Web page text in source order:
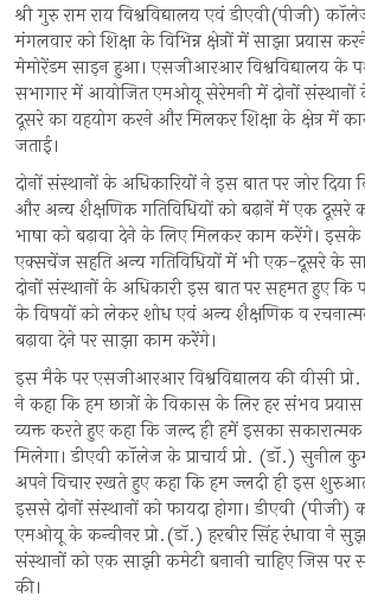
श्री गुरु राम राय विश्वविद्यालय एवं डीएवी(पीजी)
मंगलवार को शिक्षा के विभिन्न क्षेत्रों में साझा प्रयास
मेमोरेंडम साइन हुआ। एसजीआरआर विश्वविद्यालय के
सभागार में आयोजित एमओयू सेरेमनी में दोनों संस्थानों
दूसरे का यहयोग करने और मिलकर शिक्षा के क्षेत्र में
जताई।
दोनों संस्थानों के अधिकारियों ने इस बात पर जोर दिया
और अन्य शैक्षणिक गतिविधियों को बढ़ानें में एक दूसरे
भाषा को बढ़ावा देने के लिए मिलकर काम करेंगे। इसके
एक्सचेंज सहति अन्य गतिविधियों में भी एक-दूसरे के
दोनों संस्थानों के अधिकारी इस बात पर सहमत हुए
के विषयों को लेकर शोध एवं अन्य शैक्षणिक व
बढ़ावा देने पर साझा काम करेंगे।
इस मैके पर एसजीआरआर विश्वविद्यालय की वीसी
ने कहा कि हम छात्रों के विकास के लिर हर संभव
व्यक्त करते हुए कहा कि जल्द ही हमें इसका
मिलेगा। डीएवी कॉलेज के प्राचार्य प्रो. (डॉ.) सुनील
अपने विचार रखते हुए कहा कि हम ज्लदी ही इस
इससे दोनों संस्थानों को फायदा होगा। डीएवी
एमओयू के कन्वीनर प्रो.(डॉ.) हरबीर सिंह रंधावा ने
संस्थानों को एक साझी कमेटी बनानी चाहिए जिस पर
की।